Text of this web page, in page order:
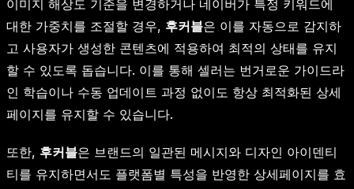
이미지 해상도 기준을 변경하거나 네이버가 특정 키워드에
대한 가중치를 조절할 경우, 후커블은 이를 자동으로 감지하
고 사용자가 생성한 콘텐츠에 적용하여 최적의 상태를 유지
할 수 있도록 돕습니다. 이를 통해 셀러는 번거로운 가이드라
인 학습이나 수동 업데이트 과정 없이도 항상 최적화된 상세
페이지를 유지할 수 있습니다.
또한, 후커블은 브랜드의 일관된 메시지와 디자인 아이덴티
티를 유지하면서도 플랫폼별 특성을 반영한 상세페이지를 효